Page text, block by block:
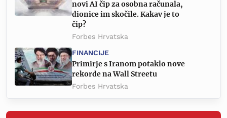
novi AI čip za osobna računala,
dionice im skočile. Kakav je to
čip?
Forbes Hrvatska
FINANCIJE
Primirje s Iranom potaklo nove
rekorde na Wall Streetu
Forbes Hrvatska